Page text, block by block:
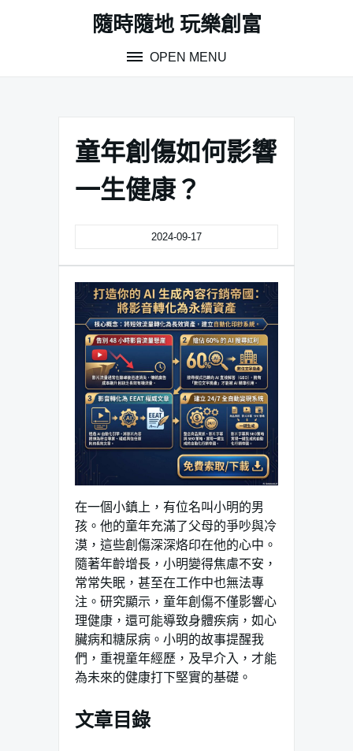
隨時隨地 玩樂創富
OPEN MENU
童年創傷如何影響
一生健康？
2024-09-17
在一個小鎮上，有位名叫小明的男
孩。他的童年充滿了父母的爭吵與冷
漠，這些創傷深深烙印在他的心中。
隨著年齡增長，小明變得焦慮不安，
常常失眠，甚至在工作中也無法專
注。研究顯示，童年創傷不僅影響心
理健康，還可能導致身體疾病，如心
臟病和糖尿病。小明的故事提醒我
們，重視童年經歷，及早介入，才能
為未來的健康打下堅實的基礎。
文章目錄